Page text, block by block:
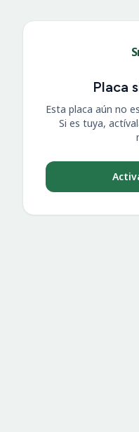
Placa
Esta placa aún no
Si es tuya,